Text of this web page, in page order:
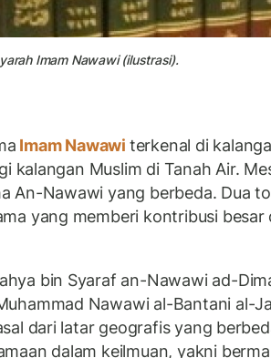
Imam Nawawi (ilustrasi).
Imam Nawawi terkenal di
kalangan Muslim di Tanah Air.
An-Nawawi yang berbeda. Dua
yang memberi kontribusi besar
bin Syaraf an-Nawawi ad-
Nawawi al-Bantani al-
dari latar geografis yang
dalam keilmuan, yakni